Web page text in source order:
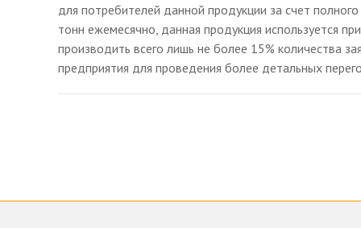
для потребителей данной продукции за счет
тонн ежемесячно, данная продукция используется
производить всего лишь не более 15% количества
предприятия для проведения более детальных